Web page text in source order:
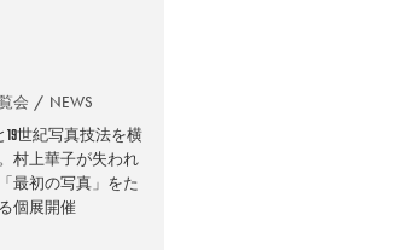
会 NEWS
19世紀写真技法を横
村上華子が失われ
最初の写真」をた
個展開催